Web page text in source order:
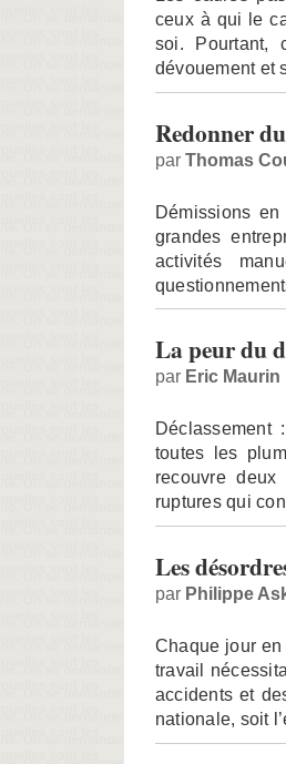
ceux à qui le
soi. Pourtant,
dévouement et
Redonner
par Thomas
Démissions
grandes
activités
La peur du
par Eric Maurin
toutes les
recouvre
ruptures qui
Les
par Philippe
Chaque jour
travail
accidents et
nationale, soit